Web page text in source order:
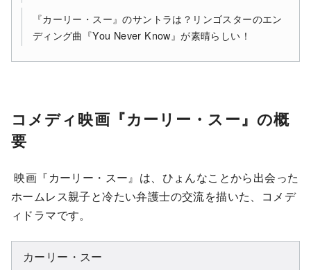
『カーリー・スー』のサントラは？リンゴスターのエン
ディング曲『You Never Know』が素晴らしい！
コメディ映画『カーリー・スー』の概
要
映画『カーリー・スー』は、ひょんなことから出会った
ホームレス親子と冷たい弁護士の交流を描いた、コメデ
ィドラマです。
カーリー・スー